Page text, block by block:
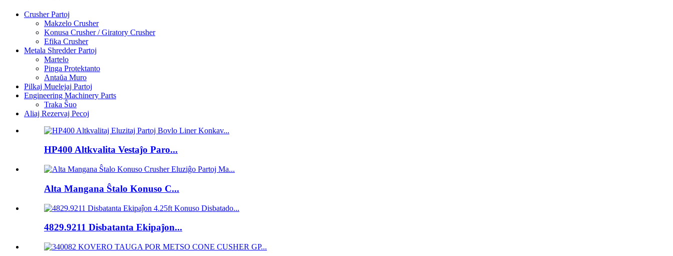
Crusher Partoj
Makzelo Crusher
Konusa Crusher / Giratory Crusher
Efika Crusher
Metala Shredder Partoj
Martelo
Pinga Protektanto
Antaŭa Muro
Pilkaj Muelejaj Partoj
Engineering Machinery Parts
Traka Ŝuo
Aliaj Rezervaj Pecoj
HP400 Altkvalita Vestaĵo Paro...
Alta Mangana Ŝtalo Konuso C...
4829.9211 Disbatanta Ekipaĵon...